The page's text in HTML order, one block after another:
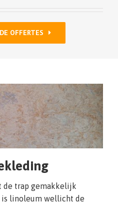
OFFERTES
de trap gemakkelijk
is linoleum wellicht de